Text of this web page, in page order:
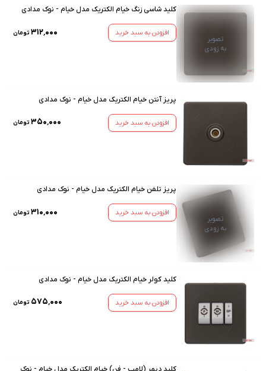
تصویر
به زودی
کلید شاسی زنگ خیام الکتریک مدل خیام - نوک مدادی
افزودن به سبد خرید ۳۱۲٬۰۰۰ تومان
پریز آنتن خیام الکتریک مدل خیام - نوک مدادی
افزودن به سبد خرید ۳۵۰٬۰۰۰ تومان
تصویر
به زودی
پریز تلفن خیام الکتریک مدل خیام - نوک مدادی
افزودن به سبد خرید ۳۱۰٬۰۰۰ تومان
کلید کولر خیام الکتریک مدل خیام - نوک مدادی
افزودن به سبد خرید ۵۷۵٬۰۰۰ تومان